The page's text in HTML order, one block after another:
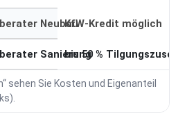
NeubauKfW-Kredit möglich
Sanierung
bis 50 %
sehen Sie Kosten und Eigenanteil